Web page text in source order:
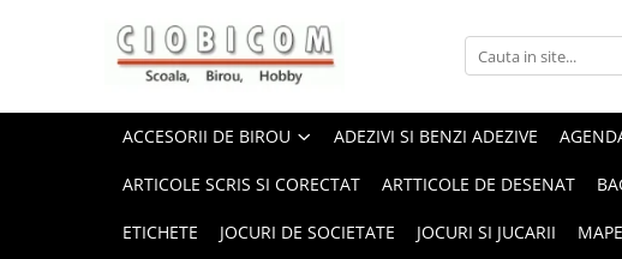
Accesorii de birou
Articole din hartie
Role casa marcat si fax
ACCESORII DE BIROU ADEZIVI SI BENZI ADEZIVE
ARTICOLE SCRIS SI CORECTAT ARTTICOLE DE DESENAT
ETICHETE JOCURI DE SOCIETATE JOCURI SI JUCARII